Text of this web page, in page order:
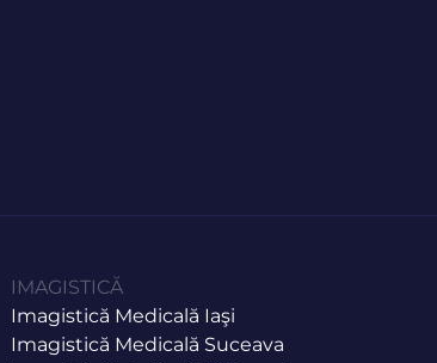
IMAGISTICĂ
Imagistică Medicală Iaşi
Imagistică Medicală Suceava